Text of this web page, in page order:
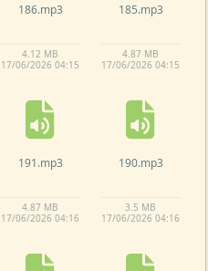
185.mp3
4.87 MB
17/06/2026 04:15
186.mp3
4.12 MB
17/06/2026 04:15
190.mp3
3.5 MB
17/06/2026 04:16
191.mp3
4.87 MB
17/06/2026 04:16